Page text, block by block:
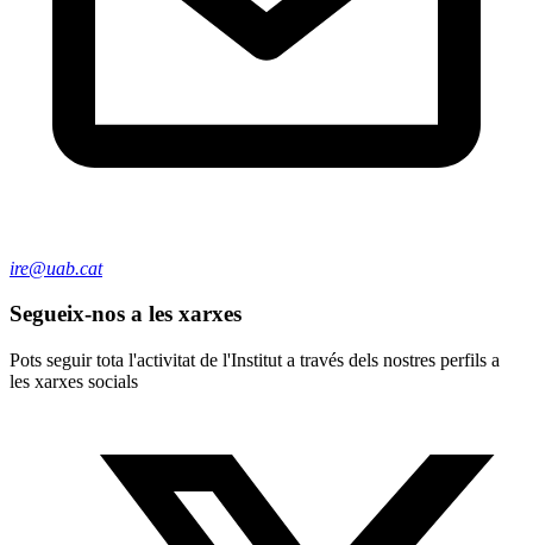
ire@uab.cat
Segueix-nos a les xarxes
Pots seguir tota l'activitat de l'Institut a través dels nostres perfils a
les xarxes socials